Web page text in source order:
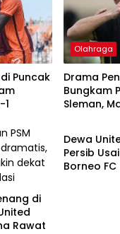
Puncak
1
Olahraga
Drama
Bungkam
Sleman,
di
Rawat
Olahraga
Dewa
Persib
Borneo FC